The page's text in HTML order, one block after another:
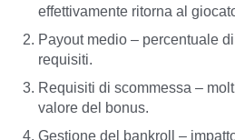
effettivamente ritorna al
Payout medio – percentuale
requisiti.
Requisiti di scommessa –
valore del bonus.
Gestione del bankroll –